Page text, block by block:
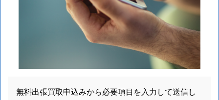
無料出張買取申込みから必要項目を入力して送信し